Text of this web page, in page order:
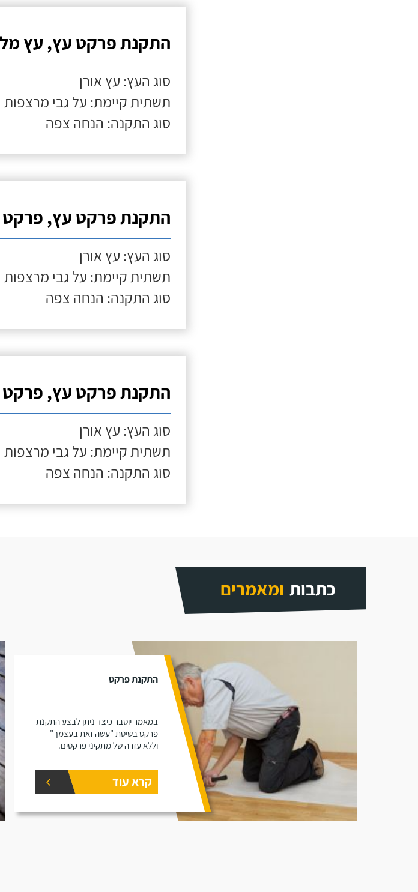
התקנת פרקט עץ, עץ
סוג העץ: עץ אורן
תשתית קיימת: על גבי מרצפות
סוג התקנה: הנחה צפה
התקנת פרקט עץ, פרקט
סוג העץ: עץ אורן
תשתית קיימת: על גבי מרצפות
סוג התקנה: הנחה צפה
התקנת פרקט עץ,
סוג העץ: עץ אורן
תשתית קיימת: על גבי מרצפות
סוג התקנה: הנחה צפה
כתבות ומאמרים
התקנת פרקט
במאמר יוסבר כיצד ניתן לבצע התקנת
פרקט בשיטת "עשה זאת בעצמך"
וללא עזרה של מתקיני פרקטים.
קרא עוד